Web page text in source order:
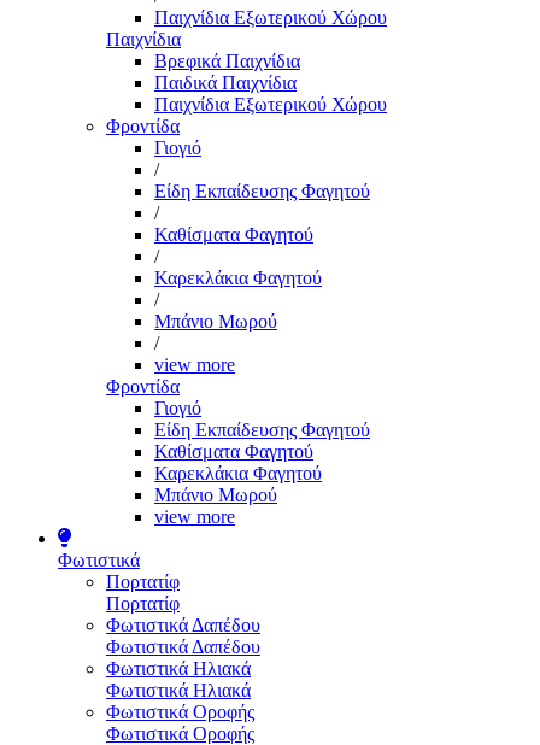
Παιχνίδια Εξωτερικού Χώρου
Παιχνίδια
Βρεφικά Παιχνίδια
Παιδικά Παιχνίδια
Παιχνίδια Εξωτερικού Χώρου
Φροντίδα
Γιογιό
/
Είδη Εκπαίδευσης Φαγητού
/
Καθίσματα Φαγητού
/
Καρεκλάκια Φαγητού
/
Μπάνιο Μωρού
/
view more
Φροντίδα
Γιογιό
Είδη Εκπαίδευσης Φαγητού
Καθίσματα Φαγητού
Καρεκλάκια Φαγητού
Μπάνιο Μωρού
view more
Φωτιστικά
Πορτατίφ
Πορτατίφ
Φωτιστικά Δαπέδου
Φωτιστικά Δαπέδου
Φωτιστικά Ηλιακά
Φωτιστικά Ηλιακά
Φωτιστικά Οροφής
Φωτιστικά Οροφής